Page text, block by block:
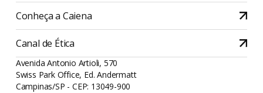
Conheça a Caiena
Canal de Ética
Avenida Antonio Artioli, 570
Swiss Park Office, Ed. Andermatt
Campinas/SP - CEP: 13049-900